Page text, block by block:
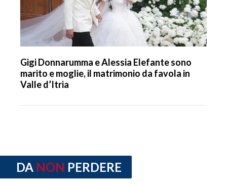
Gigi Donnarumma e Alessia Elefante sono
marito e moglie, il matrimonio da favola in
Valle d’Itria
DA NON PERDERE